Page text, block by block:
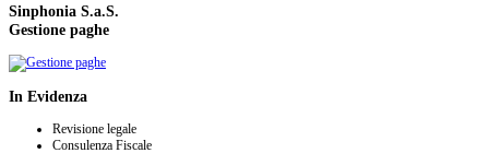
Sinphonia S.a.S.
Gestione paghe
In Evidenza
Revisione legale
Consulenza Fiscale